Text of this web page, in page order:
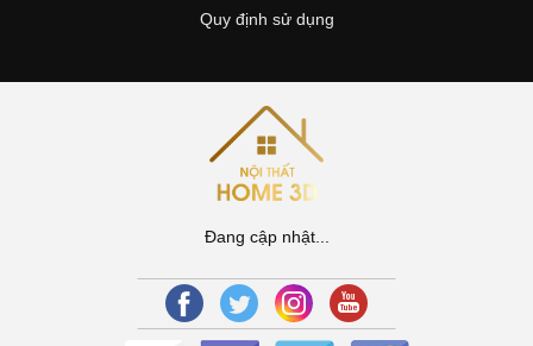
Quy định sử dụng
Đang cập nhật...